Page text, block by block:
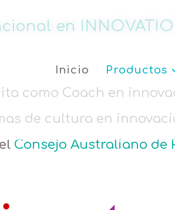
Inicio Productos
en
como Coach en
de cultura en
Consejo Australiano de